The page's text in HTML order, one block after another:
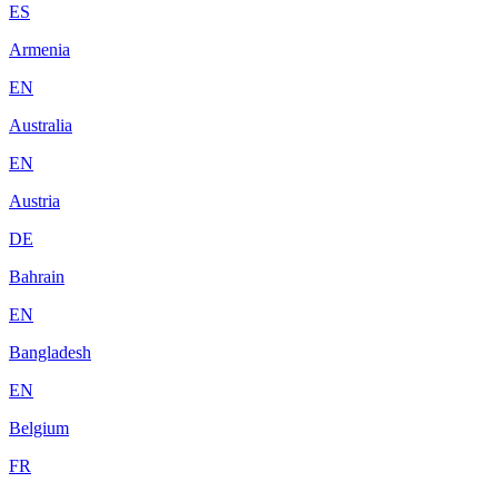
ES
Armenia
EN
Australia
EN
Austria
DE
Bahrain
EN
Bangladesh
EN
Belgium
FR